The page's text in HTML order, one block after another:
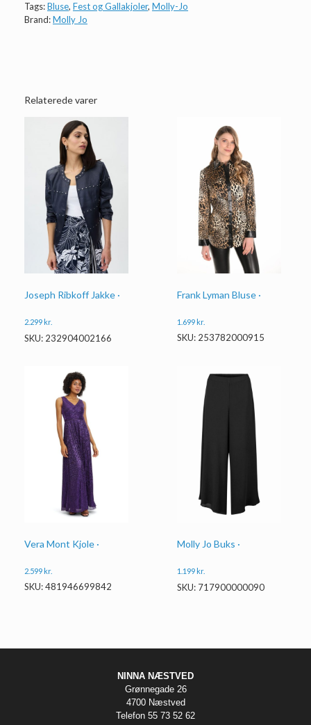
Tags:Bluse, Fest og Gallakjoler, Molly-Jo
Brand:Molly Jo
Relaterede varer
Joseph Ribkoff Jakke ·
2.299 kr.
SKU: 232904002166
Frank Lyman Bluse ·
1.699kr.
SKU: 253782000915
Vera Mont Kjole ·
2.599kr.
SKU: 481946699842
Molly Jo Buks ·
1.199 kr.
SKU: 717900000090
NINNA NÆSTVED
Grønnegade 26
4700 Næstved
Telefon 55 73 52 62